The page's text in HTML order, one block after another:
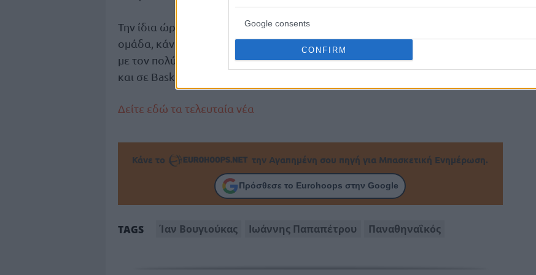
Google consents
CONFIRM
Την ίδια ώρα, ο Ίαν Βουγιούκας δεν έκανε προπόνηση με την υπόλοιπη
ομάδα, κάνοντας θεραπεία καθώς ταλαιπωρείται από μία θλάση στη γάμπα,
με τον πολύπειρο σέντερ να μην έχει αγωνιστεί ακόμα σε Ευρωλίγκα (4 ματς)
και σε Basket League (1 ματς).
Δείτε εδώ τα τελευταία νέα
Κάνε το την Αγαπημένη σου πηγή για Μπασκετική Ενημέρωση.
Πρόσθεσε το Eurohoops στην Google
TAGS Ίαν Βουγιούκας Ιωάννης Παπαπέτρου Παναθηναΐκός